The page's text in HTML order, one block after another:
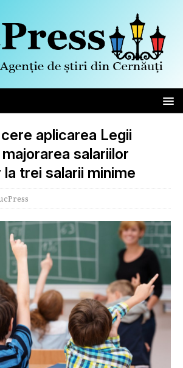
aplicarea Legii
salariilor
trei salarii minime